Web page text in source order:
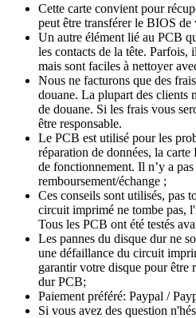
Cette carte convient pour
peut être transférer le BIOS de
Un autre élément lié au PCB
les contacts de la tête. Parfois,
mais sont faciles à nettoyer
Nous ne facturons que des
douane. La plupart des clients
de douane. Si les frais vous
être responsable.
Le PCB est utilisé pour les
réparation de données, la carte
de fonctionnement. Il n’y a
remboursement/échange ;
Ces conseils sont utilisés, pas
circuit imprimé ne tombe pas,
Tous les PCB ont été testés
Les pannes du disque dur ne
une défaillance du circuit
garantir votre disque pour être
dur PCB;
Paiement préféré: Paypal /
Si vous avez des question